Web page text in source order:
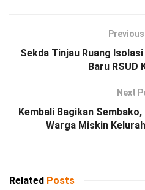
Sekda Tinjau Ruang
Baru RSUD
Next
Kembali Bagikan
Warga Miskin
Related Posts